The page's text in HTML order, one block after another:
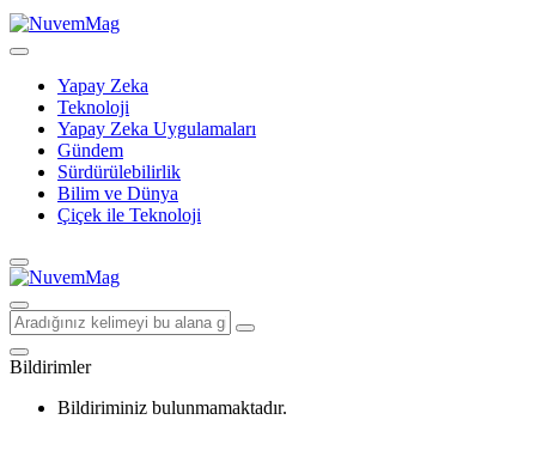
Yapay Zeka
Teknoloji
Yapay Zeka Uygulamaları
Gündem
Sürdürülebilirlik
Bilim ve Dünya
Çiçek ile Teknoloji
Bildirimler
Bildiriminiz bulunmamaktadır.